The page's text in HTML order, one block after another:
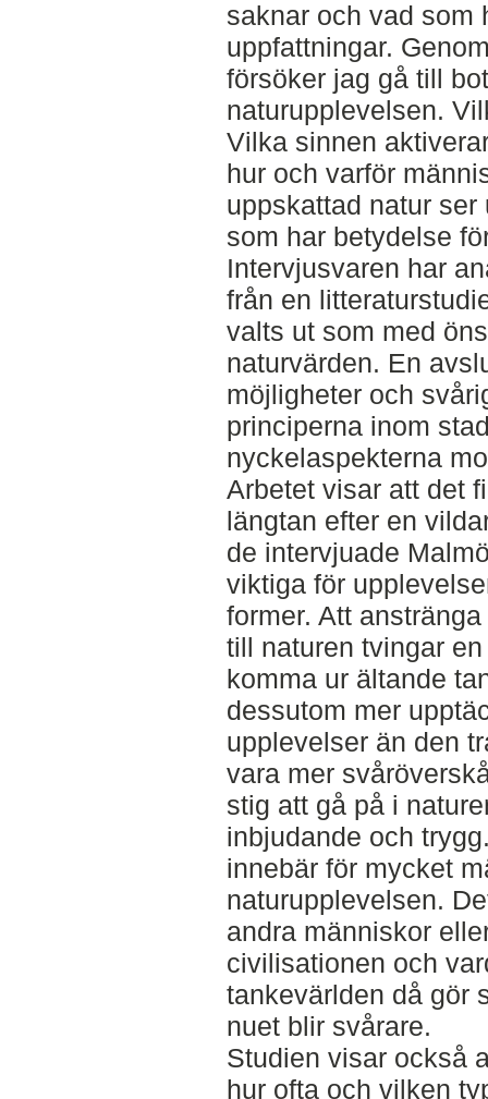
saknar och vad som
uppfattningar.
försöker jag gå till
naturupplevelsen.
Vilka sinnen
hur och varför
uppskattad natur
som har betydelse
Intervjusvaren har
från en
valts ut som med
naturvärden. En
möjligheter och
principerna inom
nyckelaspekterna
Arbetet visar att det
längtan efter en
de intervjuade
viktiga för
former. Att
till naturen tvingar
komma ur ältande
dessutom mer
upplevelser än den
vara mer
stig att gå på i
inbjudande och
innebär för mycket
naturupplevelsen.
andra människor
civilisationen och
tankevärlden då gör
nuet blir svårare.
Studien visar också
hur ofta och vilken